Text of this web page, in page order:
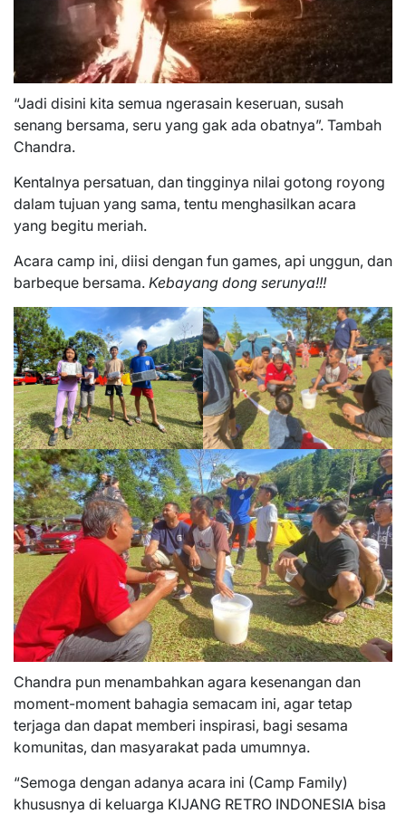
“Jadi disini kita semua ngerasain keseruan, susah
senang bersama, seru yang gak ada obatnya”. Tambah
Chandra.
Kentalnya persatuan, dan tingginya nilai gotong royong
dalam tujuan yang sama, tentu menghasilkan acara
yang begitu meriah.
Acara camp ini, diisi dengan fun games, api unggun, dan
barbeque bersama. Kebayang dong serunya!!!
Chandra pun menambahkan agara kesenangan dan
moment-moment bahagia semacam ini, agar tetap
terjaga dan dapat memberi inspirasi, bagi sesama
komunitas, dan masyarakat pada umumnya.
“Semoga dengan adanya acara ini (Camp Family)
khususnya di keluarga KIJANG RETRO INDONESIA bisa